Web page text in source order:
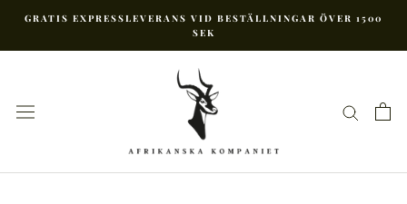
innehåll
GRATIS EXPRESSLEVERANS VID BESTÄLLNINGAR ÖVER 1500
SEK